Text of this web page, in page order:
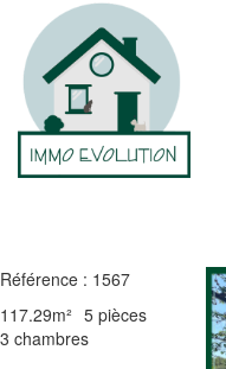
Référence : 1567
117.29m² 5 pièces
3 chambres